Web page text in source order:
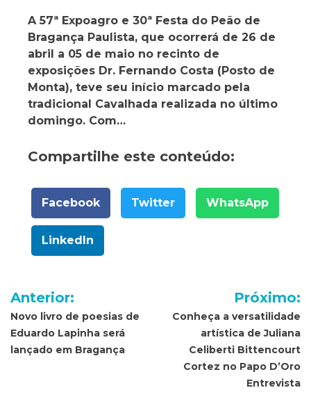
A 57ª Expoagro e 30ª Festa do Peão de
Bragança Paulista, que ocorrerá de 26 de
abril a 05 de maio no recinto de
exposições Dr. Fernando Costa (Posto de
Monta), teve seu início marcado pela
tradicional Cavalhada realizada no último
domingo. Com…
Compartilhe este conteúdo:
Facebook Twitter WhatsApp
LinkedIn
Navegação
de
Post
Anterior:
Novo livro de poesias de
Eduardo Lapinha será
lançado em Bragança
Próximo:
Conheça a versatilidade
artística de Juliana
Celiberti Bittencourt
Cortez no Papo D’Oro
Entrevista